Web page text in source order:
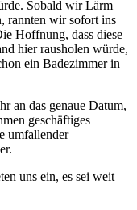
Sobald wir Lärm
rannten wir sofort ins
Hoffnung, dass diese
hier rausholen würde,
ein Badezimmer in
an das genaue Datum,
geschäftiges
umfallender
uns ein, es sei weit